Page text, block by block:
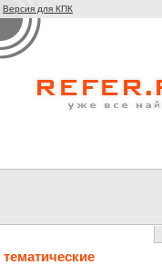
Версия для КПК
тематические